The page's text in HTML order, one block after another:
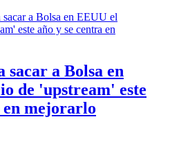
sacar a Bolsa en
de 'upstream' este
en mejorarlo